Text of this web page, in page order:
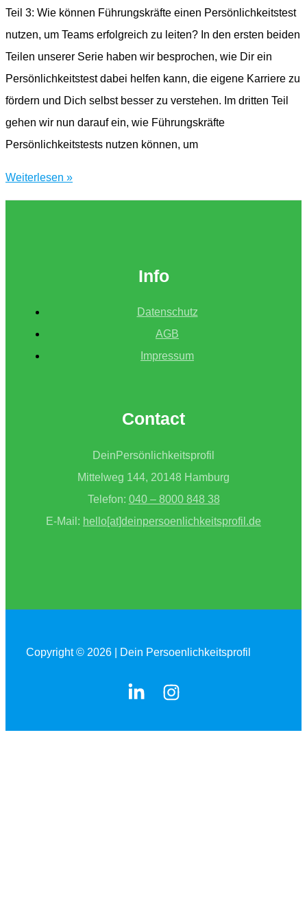
Kontext
Teil 3: Wie können Führungskräfte einen Persönlichkeitstest
nutzen, um Teams erfolgreich zu leiten? In den ersten beiden
Teilen unserer Serie haben wir besprochen, wie Dir ein
Persönlichkeitstest dabei helfen kann, die eigene Karriere zu
fördern und Dich selbst besser zu verstehen. Im dritten Teil
gehen wir nun darauf ein, wie Führungskräfte
Persönlichkeitstests nutzen können, um
Blogserie:
Der
beruflichen
Kontext
Weiterlesen »
Info
Datenschutz
AGB
Impressum
Contact
DeinPersönlichkeitsprofil
Mittelweg 144, 20148 Hamburg
Telefon: 040 – 8000 848 38
E-Mail: hello[at]deinpersoenlichkeitsprofil.de
Copyright © 2026 | Dein Persoenlichkeitsprofil